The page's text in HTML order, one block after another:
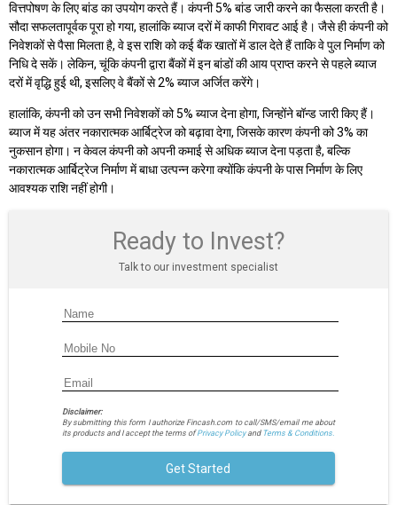
वित्तपोषण के लिए बांड का उपयोग करते हैं। कंपनी 5% बांड जारी करने का फैसला करती है।
सौदा सफलतापूर्वक पूरा हो गया, हालांकि ब्याज दरों में काफी गिरावट आई है। जैसे ही कंपनी को
निवेशकों से पैसा मिलता है, वे इस राशि को कई बैंक खातों में डाल देते हैं ताकि वे पुल निर्माण को
निधि दे सकें। लेकिन, चूंकि कंपनी द्वारा बैंकों में इन बांडों की आय प्राप्त करने से पहले ब्याज
दरों में वृद्धि हुई थी, इसलिए वे बैंकों से 2% ब्याज अर्जित करेंगे।
हालांकि, कंपनी को उन सभी निवेशकों को 5% ब्याज देना होगा, जिन्होंने बॉन्ड जारी किए हैं।
ब्याज में यह अंतर नकारात्मक आर्बिट्रेज को बढ़ावा देगा, जिसके कारण कंपनी को 3% का
नुकसान होगा। न केवल कंपनी को अपनी कमाई से अधिक ब्याज देना पड़ता है, बल्कि
नकारात्मक आर्बिट्रेज निर्माण में बाधा उत्पन्न करेगा क्योंकि कंपनी के पास निर्माण के लिए
आवश्यक राशि नहीं होगी।
Ready to Invest?
Talk to our investment specialist
Disclaimer:
By submitting this form I authorize Fincash.com to call/SMS/email me about
its products and I accept the terms ofPrivacy Policyand Terms & Conditions.
Get Started